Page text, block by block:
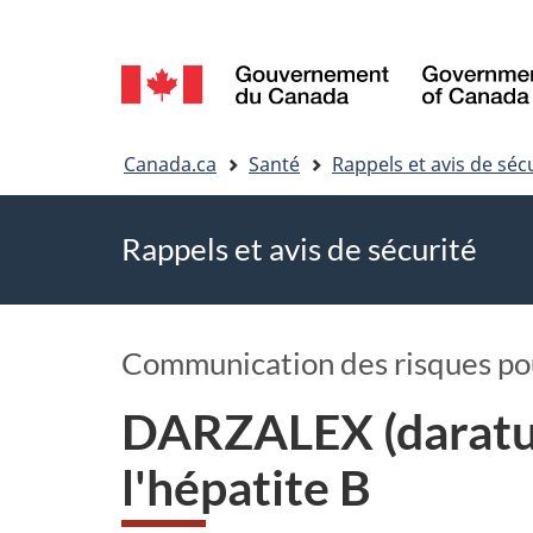
Sélection
de
la
Canada.ca Santé Rappels et avis de
Rappels et avis de sécurité
Communication des risques
DARZALEX
l'hépatite B